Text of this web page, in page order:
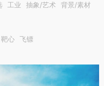
工业 抽象/艺术 背景/素材
靶心 飞镖